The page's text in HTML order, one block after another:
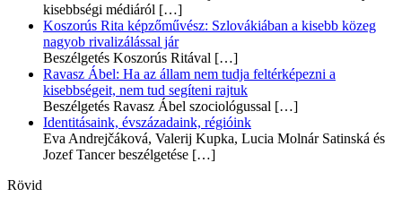
kisebbségi médiáról […]
Koszorús Rita képzőművész: Szlovákiában a kisebb közeg
nagyob rivalizálással jár
Beszélgetés Koszorús Ritával […]
Ravasz Ábel: Ha az állam nem tudja feltérképezni a
kisebbségeit, nem tud segíteni rajtuk
Beszélgetés Ravasz Ábel szociológussal […]
Identitásaink, évszázadaink, régióink
Eva Andrejčáková, Valerij Kupka, Lucia Molnár Satinská és
Jozef Tancer beszélgetése […]
Rövid